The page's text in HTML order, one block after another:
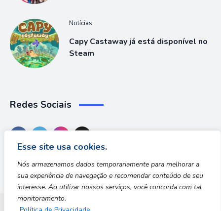
Esse site usa cookies.
Nós armazenamos dados temporariamente para melhorar a
sua experiência de navegação e recomendar conteúdo de seu
interesse. Ao utilizar nossos serviços, você concorda com tal
monitoramento.
Notícias
Capy Castaway já está disponível no
Steam
Redes Sociais